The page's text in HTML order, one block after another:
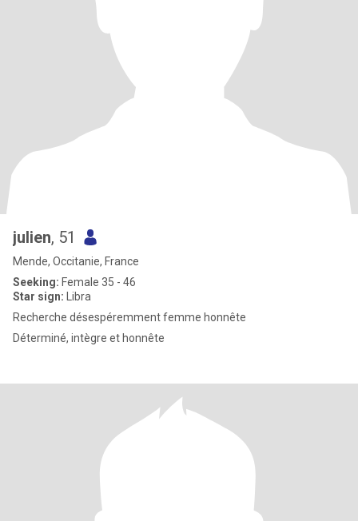
julien, 51
Mende, Occitanie, France
Seeking: Female 35 - 46
Star sign: Libra
Recherche désespéremment femme honnête
Déterminé, intègre et honnête